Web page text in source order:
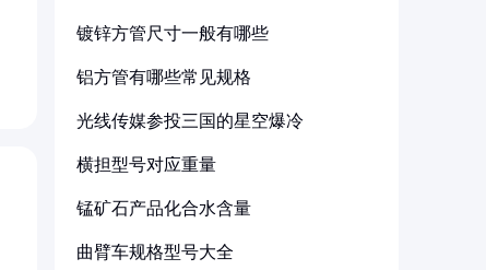
镀锌方管尺寸一般有哪些
铝方管有哪些常见规格
光线传媒参投三国的星空爆冷
横担型号对应重量
锰矿石产品化合水含量
曲臂车规格型号大全